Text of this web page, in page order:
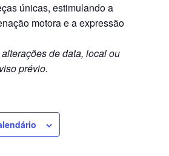
únicas, estimulando a
motora e a expressão
de data, local ou
prévio.